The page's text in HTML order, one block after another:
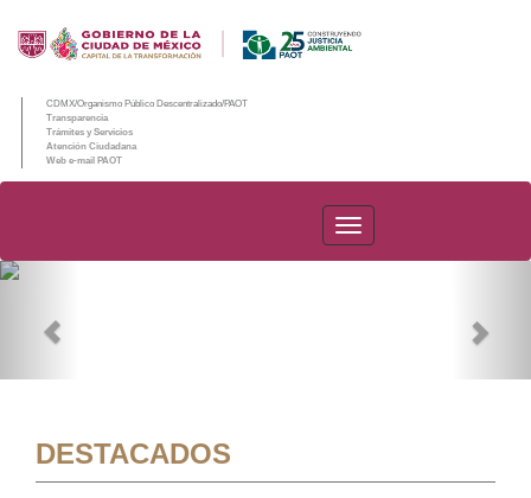
CDMX/Organismo Público Descentralizado/PAOT
Transparencia
Trámites y Servicios
Atención Ciudadana
Web e-mail PAOT
PAOT
DESTACADOS